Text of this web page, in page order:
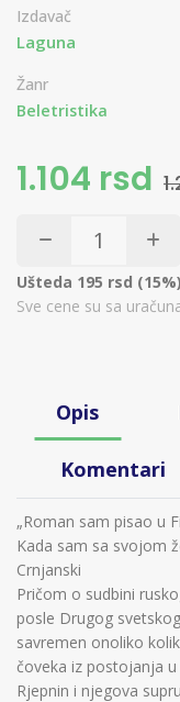
Izdavač
Laguna
Žanr
Beletristika
1.104 rsd
Ušteda 195 rsd (15%)
Sve cene su sa
Opis
Komentari
„Roman sam pisao u
Kada sam sa svojom
Crnjanski
Pričom o sudbini
posle Drugog
savremen onoliko
čoveka iz postojanja
Rjepnin i njegova